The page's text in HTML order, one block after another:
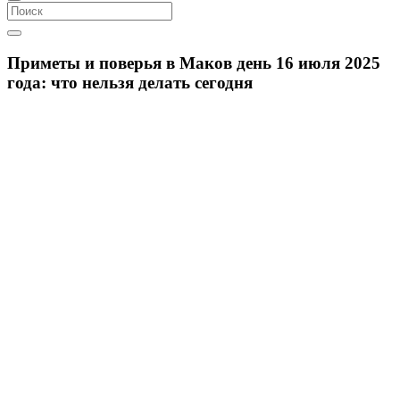
Приметы и поверья в Маков день 16 июля 2025
года: что нельзя делать сегодня